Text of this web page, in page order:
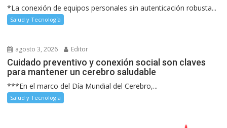
*La conexión de equipos personales sin autenticación robusta...
Salud y Tecnología
agosto 3, 2026 Editor
Cuidado preventivo y conexión social son claves
para mantener un cerebro saludable
***En el marco del Día Mundial del Cerebro,...
Salud y Tecnología